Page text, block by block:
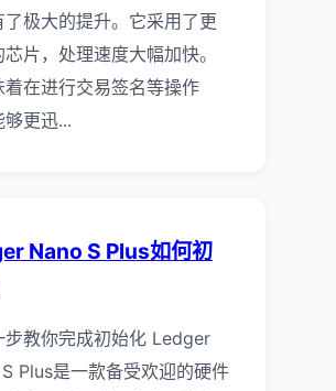
了极大的提升。它采用了更
片，处理速度大幅加快。
着在进行交易签名等操作
够更迅...
Nano S Plus如何初
步教你完成初始化 Ledger
Plus是一款备受欢迎的硬件